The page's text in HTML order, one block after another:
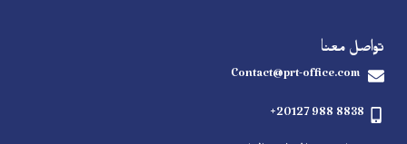
تواصل معنا
Contact@prt-office.com
+20127 988 8838